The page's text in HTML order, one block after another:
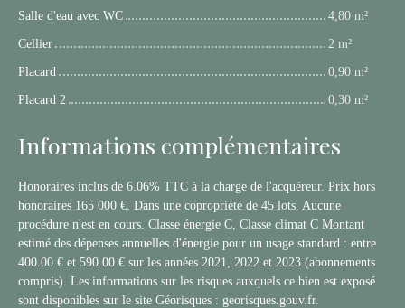
Salle d'eau avec WC
4,80 m²
Cellier
2 m²
Placard
0,90 m²
Placard 2
0,30 m²
Informations complémentaires
Honoraires inclus de 6.06% TTC à la charge de l'acquéreur. Prix hors
honoraires 165 000 €. Dans une copropriété de 45 lots. Aucune
procédure n'est en cours. Classe énergie C, Classe climat C Montant
estimé des dépenses annuelles d'énergie pour un usage standard : entre
400.00 € et 590.00 € sur les années 2021, 2022 et 2023 (abonnements
compris). Les informations sur les risques auxquels ce bien est exposé
sont disponibles sur le site Géorisques : georisques.gouv.fr.